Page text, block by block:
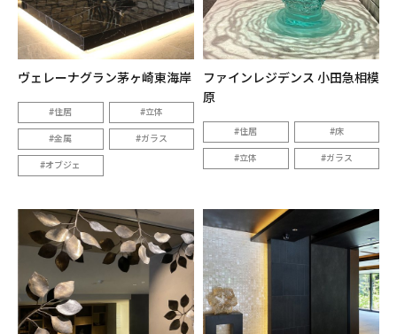
ヴェレーナグラン茅ヶ崎東海岸
住居 立体
金属 ガラス
オブジェ
ファインレジデンス 小田急相模
原
住居 床
立体 ガラス